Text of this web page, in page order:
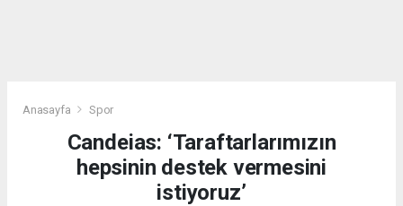
Anasayfa Spor
Candeias: ‘Taraftarlarımızın
hepsinin destek vermesini
istiyoruz’